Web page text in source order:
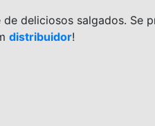
deliciosos salgados. Se
distribuidor!